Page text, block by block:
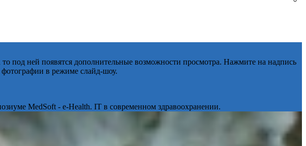
под ней появятся дополнительные возможности просмотра. Нажмите на надпись
в режиме слайд-шоу.
MedSoft - e-Health. IT в современном здравоохранении.